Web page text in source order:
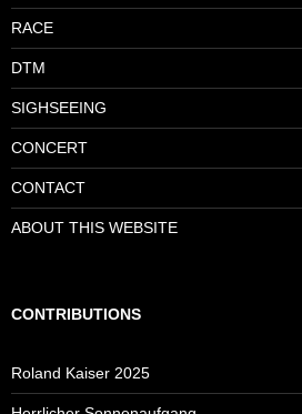
RACE
DTM
SIGHSEEING
CONCERT
CONTACT
ABOUT THIS WEBSITE
CONTRIBUTIONS
Roland Kaiser 2025